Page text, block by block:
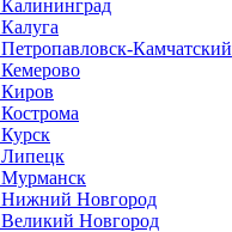
Калининград
Калуга
Петропавловск-Камчатский
Кемерово
Киров
Кострома
Курск
Липецк
Мурманск
Нижний Новгород
Великий Новгород